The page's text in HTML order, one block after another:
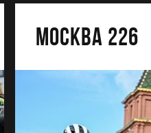
МОСКВА 226